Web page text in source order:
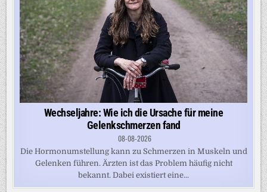
Wechseljahre: Wie ich die Ursache für meine
Gelenkschmerzen fand
08-08-2026
Die Hormonumstellung kann zu Schmerzen in Muskeln und
Gelenken führen. Ärzten ist das Problem häufig nicht
bekannt. Dabei existiert eine...